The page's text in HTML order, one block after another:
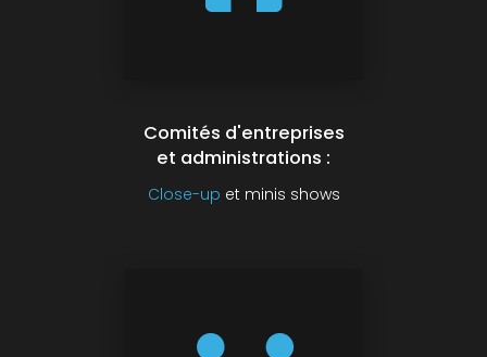
Comités d'entreprises
et administrations :
Close-up et minis shows